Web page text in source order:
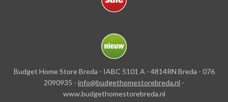
Budget Home Store Breda - IABC 5101 A - 4814RN Breda - 076
2090935 - info@budgethomestorebreda.nl -
www.budgethomestorebreda.nl